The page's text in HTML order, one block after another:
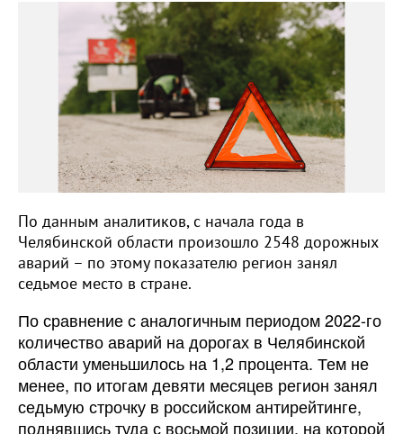
По данным аналитиков, с начала года в
Челябинской области произошло 2548 дорожных
аварий – по этому показателю регион занял
седьмое место в стране.
По сравнение с аналогичным периодом 2022-го
количество аварий на дорогах в Челябинской
области уменьшилось на 1,2 процента. Тем не
менее, по итогам девяти месяцев регион занял
седьмую строчку в российском антирейтинге,
поднявшись туда с восьмой позиции, на которой